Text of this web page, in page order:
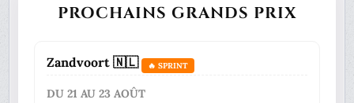
PROCHAINS GRANDS PRIX
Zandvoort 🇳🇱 🔥 SPRINT
DU 21 AU 23 AOÛT